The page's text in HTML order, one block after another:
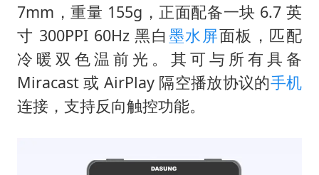
7mm，重量 155g，正面配备一块 6.7 英
寸 300PPI 60Hz 黑白 墨水屏面板，匹配
冷暖双色温前光。其可与所有具备
Miracast 或 AirPlay 隔空播放协议的手机
连接，支持反向触控功能。